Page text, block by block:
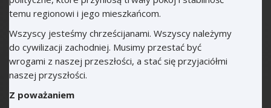
temu regionowi i jego mieszkańcom.
Wszyscy jesteśmy chrześcijanami. Wszyscy należymy
do cywilizacji zachodniej. Musimy przestać być
wrogami z naszej przeszłości, a stać się przyjaciółmi
naszej przyszłości.
Z poważaniem